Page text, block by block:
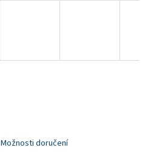
Možnosti doručení